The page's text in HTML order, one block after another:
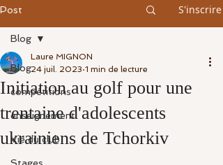
Post S'inscrire
Blog
compétitions
enseignement
Vie du club
Blog
Initiation au golf pour une
trentaine d'adolescents
ukrainiens de Tchorkiv
Laure MIGNON
24 juil. 2023 1 min de lecture